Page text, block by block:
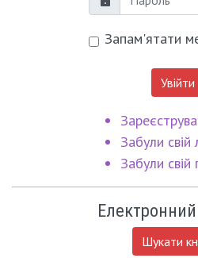
Пароль
Запам'ятати
Увійти
Забули свій
Забули свій
Шукати